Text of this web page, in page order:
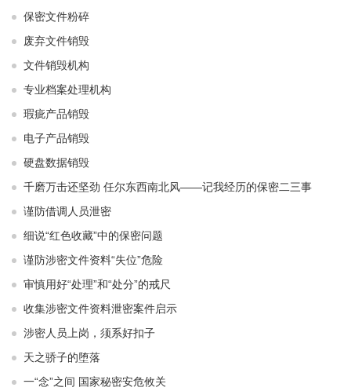
保密文件粉碎
废弃文件销毁
文件销毁机构
专业档案处理机构
瑕疵产品销毁
电子产品销毁
硬盘数据销毁
千磨万击还坚劲 任尔东西南北风——记我经历的保密二三事
谨防借调人员泄密
细说“红色收藏”中的保密问题
谨防涉密文件资料“失位”危险
审慎用好“处理”和“处分”的戒尺
收集涉密文件资料泄密案件启示
涉密人员上岗，须系好扣子
天之骄子的堕落
一“念”之间 国家秘密安危攸关